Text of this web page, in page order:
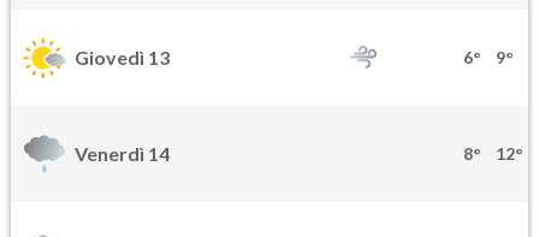
Giovedì 13 6° 9°
Venerdì 14 8° 12°